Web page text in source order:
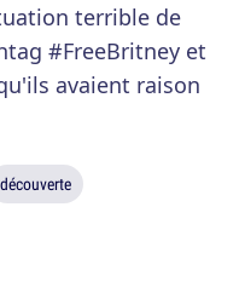
terrible de
#FreeBritney et
avaient raison
découverte